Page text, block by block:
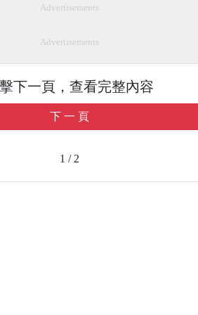
Advertisements
Advertisements
下一頁，查看完整內容
下 一 頁
1 / 2